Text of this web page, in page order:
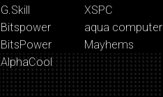
G.Skill
XSPC
Bitspower
aqua computer
BitsPower
Mayhems
AlphaCool